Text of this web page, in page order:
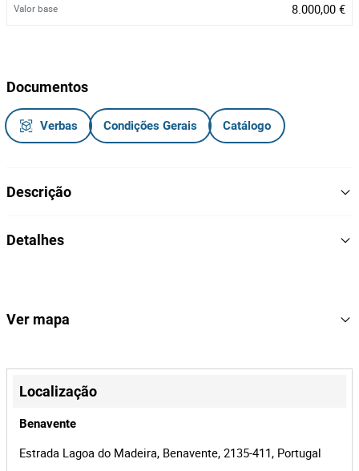
Valor base 8.000,00 €
Documentos
Verbas Condições Gerais Catálogo
Descrição
76-JB-28 do ano 1996. ÁREA: Pré-Fabricados.
Detalhes
Lote Número
Referência
Processo BMP-678 | MOTA-ENGIL
Ver mapa
+
−
Localização
Benavente
Estrada Lagoa do Madeira, Benavente, 2135-411, Portugal